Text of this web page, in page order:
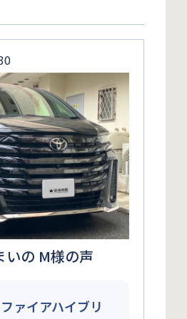
いの M様の声
ァイアハイブリ